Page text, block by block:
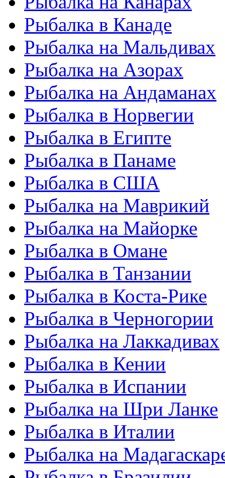
Рыбалка в Канаде
Рыбалка на Мальдивах
Рыбалка на Азорах
Рыбалка на Андаманах
Рыбалка в Норвегии
Рыбалка в Египте
Рыбалка в Панаме
Рыбалка в США
Рыбалка на Маврикий
Рыбалка на Майорке
Рыбалка в Омане
Рыбалка в Танзании
Рыбалка в Коста-Рике
Рыбалка в Черногории
Рыбалка на Лаккадивах
Рыбалка в Кении
Рыбалка в Испании
Рыбалка на Шри Ланке
Рыбалка в Италии
Рыбалка на